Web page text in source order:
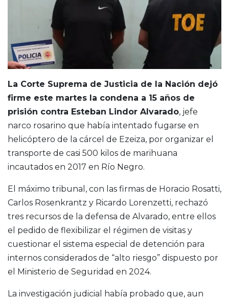
La Corte Suprema de Justicia de la Nación dejó
firme este martes la condena a 15 años de
prisión contra Esteban Lindor Alvarado, jefe
narco rosarino que había intentado fugarse en
helicóptero de la cárcel de Ezeiza, por organizar el
transporte de casi 500 kilos de marihuana
incautados en 2017 en Río Negro.
El máximo tribunal, con las firmas de Horacio Rosatti,
Carlos Rosenkrantz y Ricardo Lorenzetti, rechazó
tres recursos de la defensa de Alvarado, entre ellos
el pedido de flexibilizar el régimen de visitas y
cuestionar el sistema especial de detención para
internos considerados de “alto riesgo” dispuesto por
el Ministerio de Seguridad en 2024.
La investigación judicial había probado que, aun